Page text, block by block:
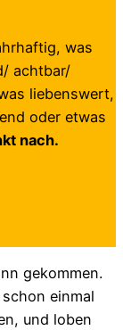
was
achtbar/
liebenswert,
oder etwas
nach.
gekommen.
einmal
und loben